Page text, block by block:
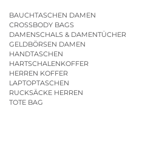
BAUCHTASCHEN DAMEN
CROSSBODY BAGS
DAMENSCHALS & DAMENTÜCHER
GELDBÖRSEN DAMEN
HANDTASCHEN
HARTSCHALENKOFFER
HERREN KOFFER
LAPTOPTASCHEN
RUCKSÄCKE HERREN
TOTE BAG